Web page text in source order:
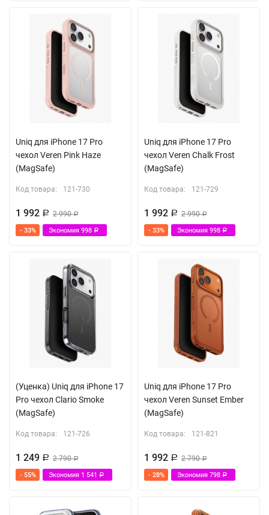
Uniq для iPhone 17 Pro
чехол Veren Pink Haze
(MagSafe)
Код товара: 121-730
1 992 Р 2 990Р
- 33% Экономия 998 Р
Uniq для iPhone 17 Pro
чехол Veren Chalk Frost
(MagSafe)
Код товара: 121-729
1 992 Р 2 990Р
- 33% Экономия 998 Р
(Уценка) Uniq для iPhone 17
Pro чехол Clario Smoke
(MagSafe)
Код товара: 121-726
1 249 Р 2 790Р
- 55% Экономия 1 541 Р
Uniq для iPhone 17 Pro
чехол Veren Sunset Ember
(MagSafe)
Код товара: 121-821
1 992 Р 2 790Р
- 28% Экономия 798 Р